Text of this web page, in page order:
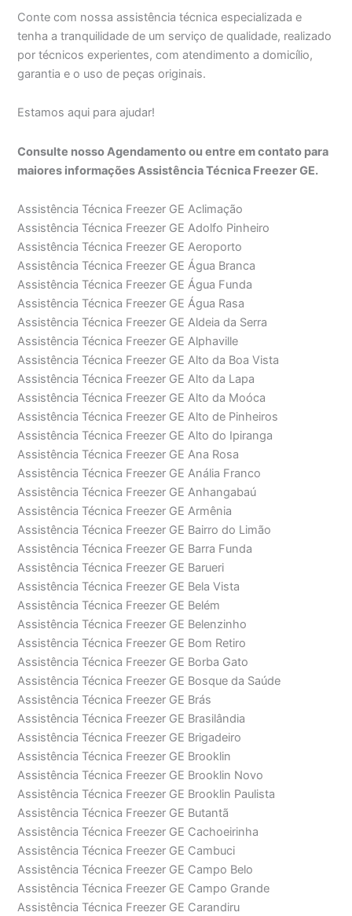
Conte com nossa assistência técnica especializada e
tenha a tranquilidade de um serviço de qualidade, realizado
por técnicos experientes, com atendimento a domicílio,
garantia e o uso de peças originais.
Estamos aqui para ajudar!
Consulte nosso Agendamento ou entre em contato para
maiores informações Assistência Técnica Freezer GE.
Assistência Técnica Freezer GE Aclimação
Assistência Técnica Freezer GE Adolfo Pinheiro
Assistência Técnica Freezer GE Aeroporto
Assistência Técnica Freezer GE Água Branca
Assistência Técnica Freezer GE Água Funda
Assistência Técnica Freezer GE Água Rasa
Assistência Técnica Freezer GE Aldeia da Serra
Assistência Técnica Freezer GE Alphaville
Assistência Técnica Freezer GE Alto da Boa Vista
Assistência Técnica Freezer GE Alto da Lapa
Assistência Técnica Freezer GE Alto da Moóca
Assistência Técnica Freezer GE Alto de Pinheiros
Assistência Técnica Freezer GE Alto do Ipiranga
Assistência Técnica Freezer GE Ana Rosa
Assistência Técnica Freezer GE Anália Franco
Assistência Técnica Freezer GE Anhangabaú
Assistência Técnica Freezer GE Armênia
Assistência Técnica Freezer GE Bairro do Limão
Assistência Técnica Freezer GE Barra Funda
Assistência Técnica Freezer GE Barueri
Assistência Técnica Freezer GE Bela Vista
Assistência Técnica Freezer GE Belém
Assistência Técnica Freezer GE Belenzinho
Assistência Técnica Freezer GE Bom Retiro
Assistência Técnica Freezer GE Borba Gato
Assistência Técnica Freezer GE Bosque da Saúde
Assistência Técnica Freezer GE Brás
Assistência Técnica Freezer GE Brasilândia
Assistência Técnica Freezer GE Brigadeiro
Assistência Técnica Freezer GE Brooklin
Assistência Técnica Freezer GE Brooklin Novo
Assistência Técnica Freezer GE Brooklin Paulista
Assistência Técnica Freezer GE Butantã
Assistência Técnica Freezer GE Cachoeirinha
Assistência Técnica Freezer GE Cambuci
Assistência Técnica Freezer GE Campo Belo
Assistência Técnica Freezer GE Campo Grande
Assistência Técnica Freezer GE Carandiru